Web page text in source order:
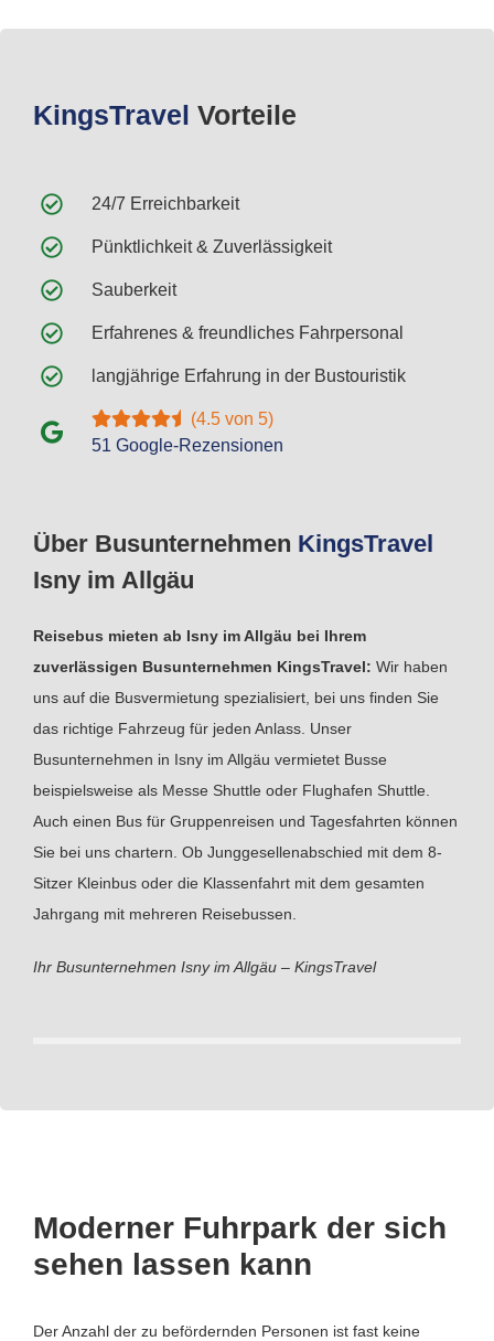
Über Busunternehmen KingsTravel
Isny im Allgäu
Reisebus mieten ab Isny im Allgäu bei Ihrem
zuverlässigen Busunternehmen KingsTravel: Wir haben
uns auf die Busvermietung spezialisiert, bei uns finden Sie
das richtige Fahrzeug für jeden Anlass. Unser
Busunternehmen in Isny im Allgäu vermietet Busse
beispielsweise als Messe Shuttle oder Flughafen Shuttle.
Auch einen Bus für Gruppenreisen und Tagesfahrten können
Sie bei uns chartern. Ob Junggesellenabschied mit dem 8-
Sitzer Kleinbus oder die Klassenfahrt mit dem gesamten
Jahrgang mit mehreren Reisebussen.
Ihr Busunternehmen Isny im Allgäu – KingsTravel
KingsTravel Vorteile
24/7 Erreichbarkeit
Pünktlichkeit & Zuverlässigkeit
Sauberkeit
Erfahrenes & freundliches Fahrpersonal
langjährige Erfahrung in der Bustouristik
(4.5 von 5)
51 Google-Rezensionen
Moderner Fuhrpark der sich
sehen lassen kann
Der Anzahl der zu befördernden Personen ist fast keine